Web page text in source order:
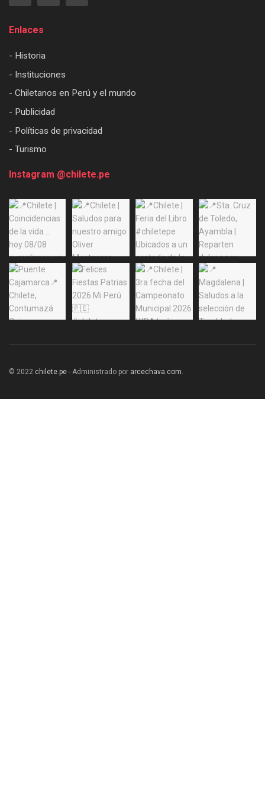
Enlaces
- Historia
- Instituciones
- Chiletanos en Perú y el mundo
- Publicidad
- Políticas de privacidad
- Turismo
Instagram @chilete.pe
© 2022 chilete.pe - Administrado por arcechava.com